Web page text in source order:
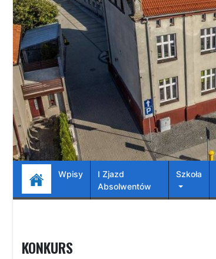
Wpisy
I Zjazd
Absolwentów
Szkoła
KONKURS